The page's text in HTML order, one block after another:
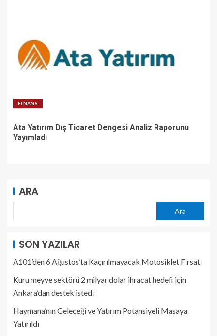
FINANS
Ata Yatırım Dış Ticaret Dengesi Analiz Raporunu
Yayımladı
ARA
Ara
SON YAZILAR
A101’den 6 Ağustos’ta Kaçırılmayacak Motosiklet Fırsatı
Kuru meyve sektörü 2 milyar dolar ihracat hedefi için
Ankara’dan destek istedi
Haymana’nın Geleceği ve Yatırım Potansiyeli Masaya
Yatırıldı